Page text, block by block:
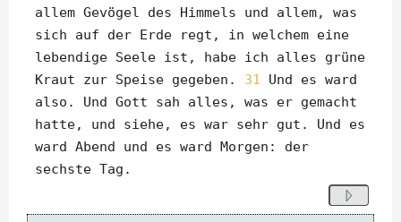
allem Gevögel des Himmels und allem, was
sich auf der Erde regt, in welchem eine
lebendige Seele ist, habe ich alles grüne
Kraut zur Speise gegeben. 31 Und es ward
also. Und Gott sah alles, was er gemacht
hatte, und siehe, es war sehr gut. Und es
ward Abend und es ward Morgen: der
sechste Tag.